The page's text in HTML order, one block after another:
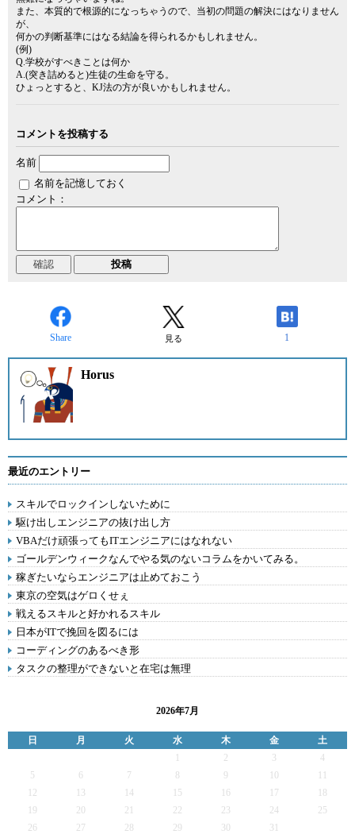
また、本質的で根源的になっちゃうので、当初の問題の解決にはなりません
が、
何かの判断基準にはなる結論を得られるかもしれません。
(例)
Q.学校がすべきことは何か
A.(突き詰めると)生徒の生命を守る。
ひょっとすると、KJ法の方が良いかもしれません。
コメントを投稿する
名前
名前を記憶しておく
コメント：
Share 見る 1
Horus
最近のエントリー
スキルでロックインしないために
駆け出しエンジニアの抜け出し方
VBAだけ頑張ってもITエンジニアにはなれない
ゴールデンウィークなんでやる気のないコラムをかいてみる。
稼ぎたいならエンジニアは止めておこう
東京の空気はゲロくせぇ
戦えるスキルと好かれるスキル
日本がITで挽回を図るには
コーディングのあるべき形
タスクの整理ができないと在宅は無理
2026年7月
日 月 火 水 木 金
土
2 3
4
5
6 7 9
12
13 14 15 16 17
19
20 21 22 23 24
25
26
27 28 29 30 31